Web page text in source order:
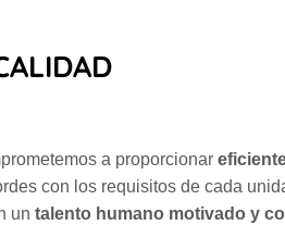
a proporcionar
con los requisitos de cada
un talento humano motivado y